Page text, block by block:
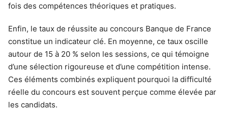
fois des compétences théoriques et pratiques.
Enfin, le taux de réussite au concours Banque de France
constitue un indicateur clé. En moyenne, ce taux oscille
autour de 15 à 20 % selon les sessions, ce qui témoigne
d’une sélection rigoureuse et d’une compétition intense.
Ces éléments combinés expliquent pourquoi la difficulté
réelle du concours est souvent perçue comme élevée par
les candidats.